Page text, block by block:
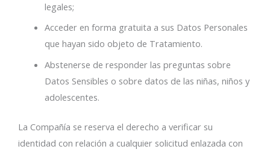
legales;
Acceder en forma gratuita a sus Datos Personales
que hayan sido objeto de Tratamiento.
Abstenerse de responder las preguntas sobre
Datos Sensibles o sobre datos de las niñas, niños y
adolescentes.
La Compañía se reserva el derecho a verificar su
identidad con relación a cualquier solicitud enlazada con